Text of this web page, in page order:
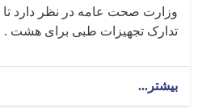
وزارت صحت عامه در نظر دارد تا
تدارک تجهیزات طبی برای هشت .
بیشتر...